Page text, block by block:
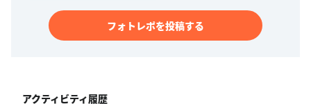
フォトレポを投稿する
アクティビティ履歴